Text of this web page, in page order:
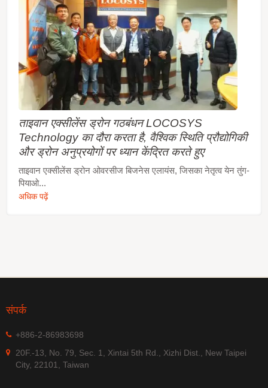
ताइवान एक्सीलेंस ड्रोन गठबंधन LOCOSYS
Technology का दौरा करता है, वैश्विक स्थिति प्रौद्योगिकी
और ड्रोन अनुप्रयोगों पर ध्यान केंद्रित करते हुए
ताइवान एक्सीलेंस ड्रोन ओवरसीज बिजनेस एलायंस, जिसका नेतृत्व येन तुंग-
पियाओ...
अधिक पढ़ें
संपर्क
+886-2-86983698
20F.-13, No. 79, Sec. 1, Xintai 5th Rd., Xizhi Dist., New Taipei
City, 22101, Taiwan